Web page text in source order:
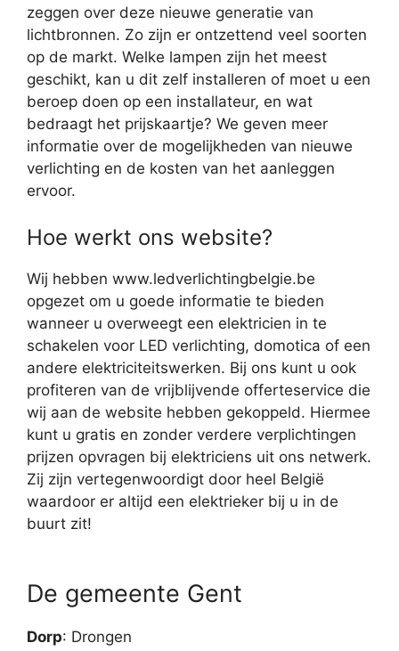
zeggen over deze nieuwe generatie van
lichtbronnen. Zo zijn er ontzettend veel soorten
op de markt. Welke lampen zijn het meest
geschikt, kan u dit zelf installeren of moet u een
beroep doen op een installateur, en wat
bedraagt het prijskaartje? We geven meer
informatie over de mogelijkheden van nieuwe
verlichting en de kosten van het aanleggen
ervoor.
Hoe werkt ons website?
Wij hebben www.ledverlichtingbelgie.be
opgezet om u goede informatie te bieden
wanneer u overweegt een elektricien in te
schakelen voor LED verlichting, domotica of een
andere elektriciteitswerken. Bij ons kunt u ook
profiteren van de vrijblijvende offerteservice die
wij aan de website hebben gekoppeld. Hiermee
kunt u gratis en zonder verdere verplichtingen
prijzen opvragen bij elektriciens uit ons netwerk.
Zij zijn vertegenwoordigt door heel België
waardoor er altijd een elektrieker bij u in de
buurt zit!
De gemeente Gent
Dorp: Drongen